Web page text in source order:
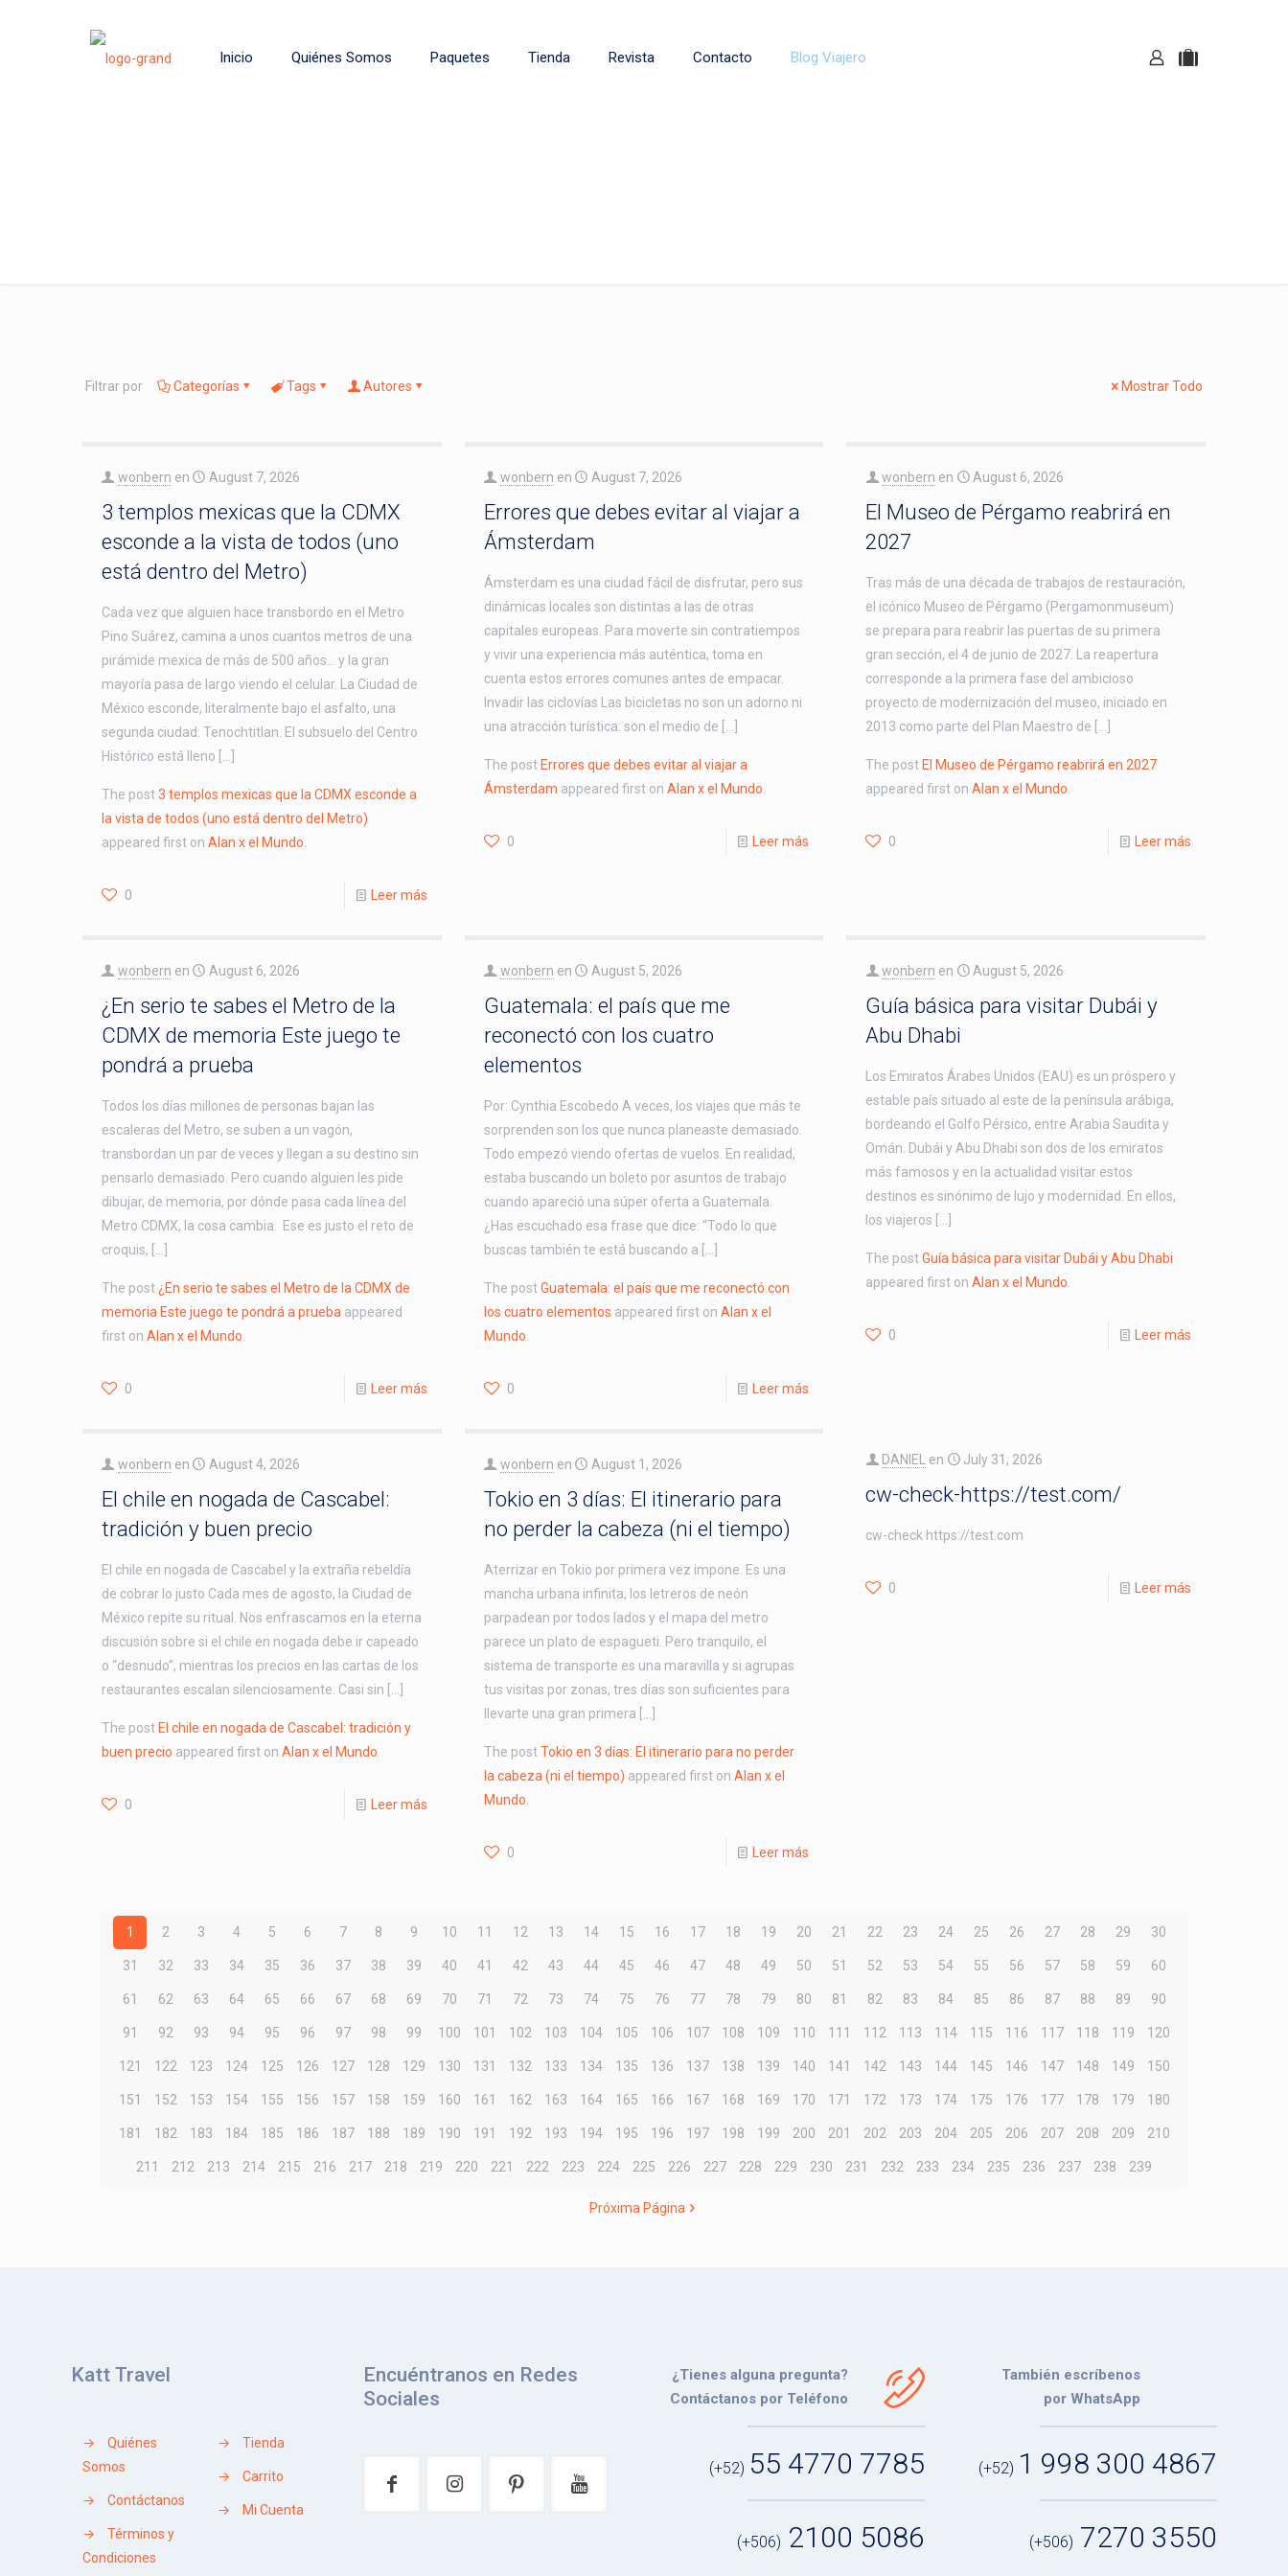
Inicio Quiénes Somos Paquetes Tienda Revista Contacto Blog Viajero
Filtrar por Categorías Tags Autores Mostrar Todo
wonbern en August 7, 2026
3 templos mexicas que la CDMX
esconde a la vista de todos (uno
está dentro del Metro)
Cada vez que alguien hace transbordo en el Metro
Pino Suárez, camina a unos cuantos metros de una
pirámide mexica de más de 500 años… y la gran
mayoría pasa de largo viendo el celular. La Ciudad de
México esconde, literalmente bajo el asfalto, una
segunda ciudad: Tenochtitlan. El subsuelo del Centro
Histórico está lleno […]
The post3 templos mexicas que la CDMX esconde a
la vista de todos (uno está dentro del Metro)
appeared first on Alan x el Mundo
0 Leer más
wonbern en August 7, 2026
Errores que debes evitar al viajar a
Ámsterdam
Ámsterdam es una ciudad fácil de disfrutar, pero sus
dinámicas locales son distintas a las de otras
capitales europeas. Para moverte sin contratiempos
y vivir una experiencia más auténtica, toma en
cuenta estos errores comunes antes de empacar.
Invadir las ciclovías Las bicicletas no son un adorno ni
una atracción turística: son el medio de […]
The post Errores que debes evitar al viajar a
Ámsterdam appeared first on Alan x el Mundo
0 Leer más
wonbern en August 6, 2026
El Museo de Pérgamo reabrirá en
2027
Tras más de una década de trabajos de restauración,
el icónico Museo de Pérgamo (Pergamonmuseum)
se prepara para reabrir las puertas de su primera
gran sección, el 4 de junio de 2027. La reapertura
corresponde a la primera fase del ambicioso
proyecto de modernización del museo, iniciado en
2013 como parte del Plan Maestro de […]
The post El Museo de Pérgamo reabrirá en 2027
appeared first onAlan x el Mundo
0 Leer más
wonbern en August 6, 2026
¿En serio te sabes el Metro de la
CDMX de memoria Este juego te
pondrá a prueba
Todos los días millones de personas bajan las
escaleras del Metro, se suben a un vagón,
transbordan un par de veces y llegan a su destino sin
pensarlo demasiado. Pero cuando alguien les pide
dibujar, de memoria, por dónde pasa cada línea del
Metro CDMX, la cosa cambia. Ese es justo el reto de
croquis, […]
The post ¿En serio te sabes el Metro de la CDMX de
memoria Este juego te pondrá a prueba appeared
first on Alan x el Mundo
0 Leer más
wonbern en August 5, 2026
Guatemala: el país que me
reconectó con los cuatro
elementos
Por: Cynthia Escobedo A veces, los viajes que más te
sorprenden son los que nunca planeaste demasiado.
Todo empezó viendo ofertas de vuelos. En realidad,
estaba buscando un boleto por asuntos de trabajo
cuando apareció una súper oferta a Guatemala.
¿Has escuchado esa frase que dice: “Todo lo que
buscas también te está buscando a […]
The postGuatemala: el país que me reconectó con
los cuatro elementos appeared first on Alan x el
Mundo
0 Leer más
wonbern en August 5, 2026
Guía básica para visitar Dubái y
Abu Dhabi
Los Emiratos Árabes Unidos (EAU) es un próspero y
estable país situado al este de la península arábiga,
bordeando el Golfo Pérsico, entre Arabia Saudita y
Omán. Dubái y Abu Dhabi son dos de los emiratos
más famosos y en la actualidad visitar estos
destinos es sinónimo de lujo y modernidad. En ellos,
los viajeros […]
The postGuía básica para visitar Dubái y Abu Dhabi
appeared first onAlan x el Mundo
0 Leer más
wonbern en August 4, 2026
El chile en nogada de Cascabel:
tradición y buen precio
El chile en nogada de Cascabel y la extraña rebeldía
de cobrar lo justo Cada mes de agosto, la Ciudad de
México repite su ritual. Nos enfrascamos en la eterna
discusión sobre si el chile en nogada debe ir capeado
o “desnudo”, mientras los precios en las cartas de los
restaurantes escalan silenciosamente. Casi sin […]
The post El chile en nogada de Cascabel: tradición y
buen precio appeared first on Alan x el Mundo
0 Leer más
wonbern en August 1, 2026
Tokio en 3 días: El itinerario para
no perder la cabeza (ni el tiempo)
Aterrizar en Tokio por primera vez impone. Es una
mancha urbana infinita, los letreros de neón
parpadean por todos lados y el mapa del metro
parece un plato de espagueti. Pero tranquilo, el
sistema de transporte es una maravilla y si agrupas
tus visitas por zonas, tres días son suficientes para
llevarte una gran primera […]
The postTokio en 3 días: El itinerario para no perder
la cabeza (ni el tiempo) appeared first on Alan x el
Mundo
0 Leer más
DANIEL en July 31, 2026
cw-check-https://test.com/
cw-check https://test.com
0 Leer más
1 2 3 4 5 6 7 8 9 10 11 12 13 14 15 16 17 18 19 20 21 22 23 24 25 26 27 28 29 30
31 32 33 34 35 36 37 38 39 40 41 42 43 44 45 46 47 48 49 50 51 52 53 54 55 56 57 58 59 60
61 62 63 64 65 66 67 68 69 70 71 72 73 74 75 76 77 78 79 80 81 82 83 84 85 86 87 88 89 90
91 92 93 94 95 96 97 98 99 100 101 102 103 104 105 106 107 108 109 110 111 112 113 114 115 116 117 118 119 120
121 122 123 124 125 126 127 128 129 130 131 132 133 134 135 136 137 138 139 140 141 142 143 144 145 146 147 148 149 150
151 152 153 154 155 156 157 158 159 160 161 162 163 164 165 166 167 168 169 170 171 172 173 174 175 176 177 178 179 180
181 182 183 184 185 186 187 188 189 190 191 192 193 194 195 196 197 198 199 200 201 202 203 204 205 206 207 208 209 210
211 212 213 214 215 216 217 218 219 220 221 222 223 224 225 226 227 228 229 230 231 232 233 234 235 236 237 238 239
Próxima Página
Katt Travel
→
Quiénes
Somos
→ Contáctanos
→
Términos y
Condiciones
→ Tienda
→ Carrito
→ Mi Cuenta
Encuéntranos en Redes
Sociales
¿Tienes alguna pregunta?
Contáctanos por Teléfono
(+52) 55 4770 7785
(+506) 2100 5086
También escríbenos
por WhatsApp
(+52) 1 998 300 4867
(+506) 7270 3550